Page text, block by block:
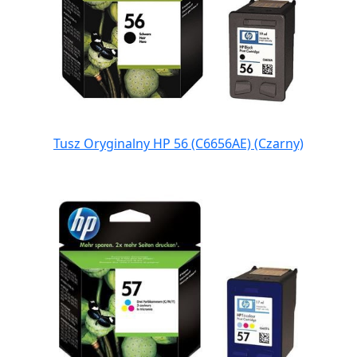
Tusz Oryginalny HP 56 (C6656AE) (Czarny)